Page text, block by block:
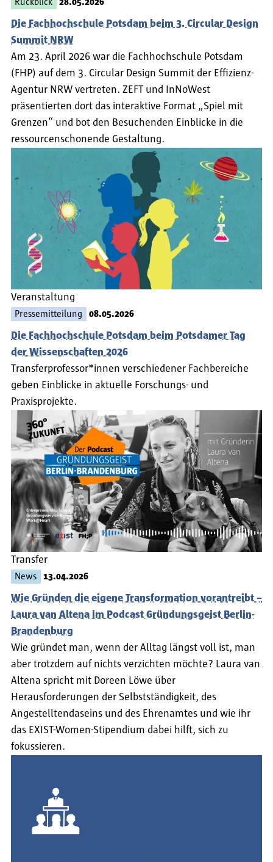
Die Fachhochschule Potsdam beim 3. Circular Design
Summit NRW
Am 23. April 2026 war die Fachhochschule Potsdam
(FHP) auf dem 3. Circular Design Summit der Effizienz-
Agentur NRW vertreten. ZEFT und InNoWest
präsentierten dort das interaktive Format „Spiel mit
Grenzen“ und bot den Besuchenden Einblicke in die
ressourcenschonende Gestaltung.
Veranstaltung
Pressemitteilung 08.05.2026
Die Fachhochschule Potsdam beim Potsdamer Tag
der Wissenschaften 2026
Transferprofessor*innen verschiedener Fachbereiche
geben Einblicke in aktuelle Forschungs- und
Praxisprojekte.
Transfer
News 13.04.2026
Wie Gründen die eigene Transformation vorantreibt –
Laura van Altena im Podcast Gründungsgeist Berlin-
Brandenburg
Wie gründet man, wenn der Alltag längst voll ist, man
aber trotzdem auf nichts verzichten möchte? Laura van
Altena spricht mit Doreen Löwe über
Herausforderungen der Selbstständigkeit, des
Angestelltendaseins und des Ehrenamtes und wie ihr
das EXIST-Women-Stipendium dabei hilft, sich zu
fokussieren.